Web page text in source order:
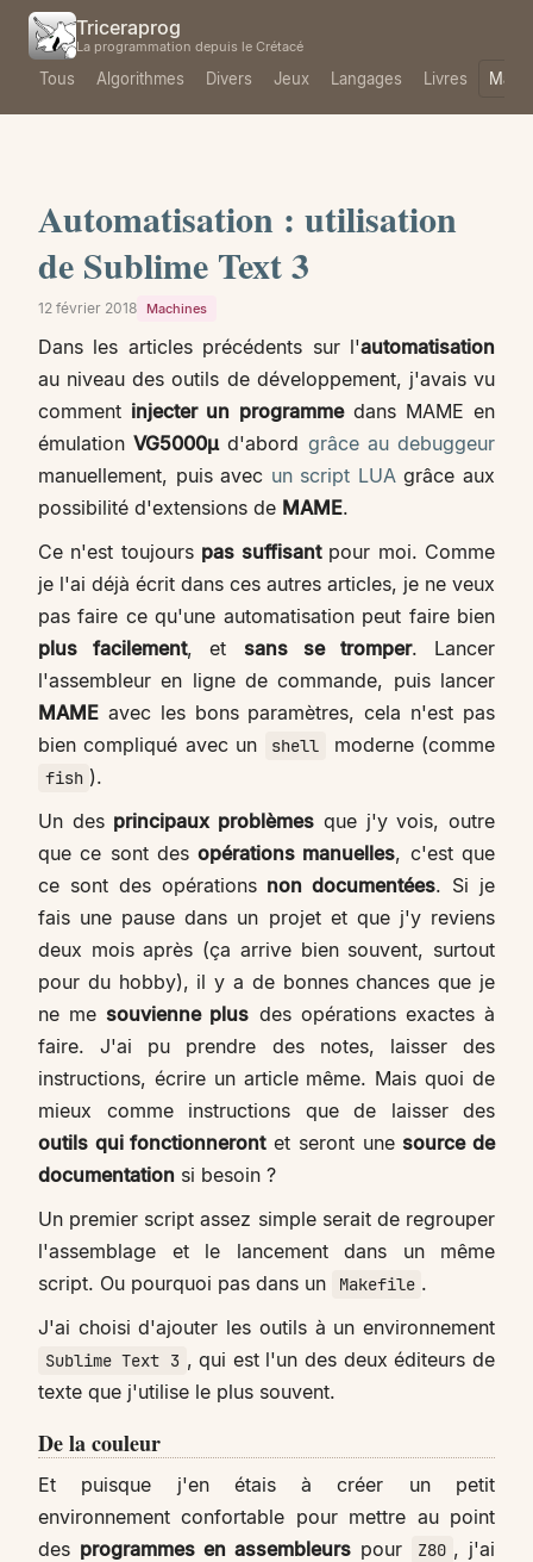
Triceraprog
La programmation depuis le Crétacé
Tous Algorithmes Divers Jeux Langages Livres
Automatisation : utilisation
de Sublime Text 3
12 février 2018 Machines
Dans les articles précédents sur l'automatisation
au niveau des outils de développement, j'avais vu
comment injecter un programmedans MAME en
émulationVG5000µd'abord grâce au debuggeur
manuellement, puis avec un script LUAgrâce aux
possibilité d'extensions de MAME.
Ce n'est toujours pas suffisantpour moi. Comme
je l'ai déjà écrit dans ces autres articles, je ne veux
pas faire ce qu'une automatisation peut faire bien
plus facilement, et sans se tromper. Lancer
l'assembleur en ligne de commande, puis lancer
MAME avec les bons paramètres, cela n'est pas
bien compliqué avec un
shell moderne (comme
fish ).
Un des principaux problèmes que j'y vois, outre
que ce sont desopérations manuelles, c'est que
ce sont des opérations non documentées. Si je
fais une pause dans un projet et que j'y reviens
deux mois après (ça arrive bien souvent, surtout
pour du hobby), il y a de bonnes chances que je
ne mesouvienne plus des opérations exactes à
faire. J'ai pu prendre des notes, laisser des
instructions, écrire un article même. Mais quoi de
mieux comme instructions que de laisser des
outils qui fonctionnerontet seront unesource de
documentation si besoin ?
Un premier script assez simple serait de regrouper
l'assemblage et le lancement dans un même
script. Ou pourquoi pas dans un
Makefile .
J'ai choisi d'ajouter les outils à un environnement
Sublime Text 3 , qui est l'un des deux éditeurs de
texte que j'utilise le plus souvent.
De la couleur
Et puisque j'en étais à créer un petit
environnement confortable pour mettre au point
des programmes en assembleurspour Z80 , j'ai